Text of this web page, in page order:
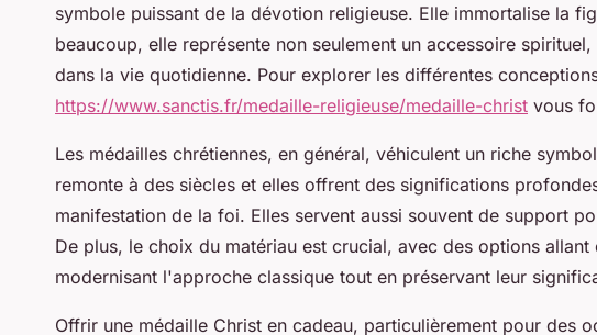
symbole puissant de la dévotion religieuse. Elle immortalise la
beaucoup, elle représente non seulement un accessoire
dans la vie quotidienne. Pour explorer les différentes
https://www.sanctis.fr/medaille-religieuse/medaille-christ vous
Les médailles chrétiennes, en général, véhiculent un riche
remonte à des siècles et elles offrent des significations
manifestation de la foi. Elles servent aussi souvent de support
De plus, le choix du matériau est crucial, avec des options
modernisant l'approche classique tout en préservant leur
Offrir une médaille Christ en cadeau, particulièrement pour des